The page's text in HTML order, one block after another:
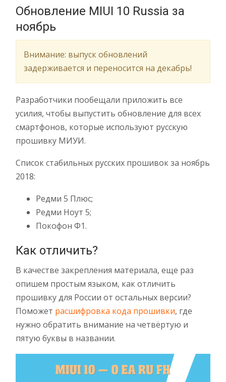
Обновление MIUI 10 Russia за
ноябрь
Внимание: выпуск обновлений
задерживается и переносится на декабрь!
Разработчики пообещали приложить все
усилия, чтобы выпустить обновление для всех
смартфонов, которые используют русскую
прошивку МИУИ.
Список стабильных русских прошивок за ноябрь
2018:
Редми 5 Плюс;
Редми Ноут 5;
Покофон Ф1.
Как отличить?
В качестве закрепления материала, еще раз
опишем простым языком, как отличить
прошивку для России от остальных версии?
Поможет расшифровка кода прошивки, где
нужно обратить внимание на четвёртую и
пятую буквы в названии.